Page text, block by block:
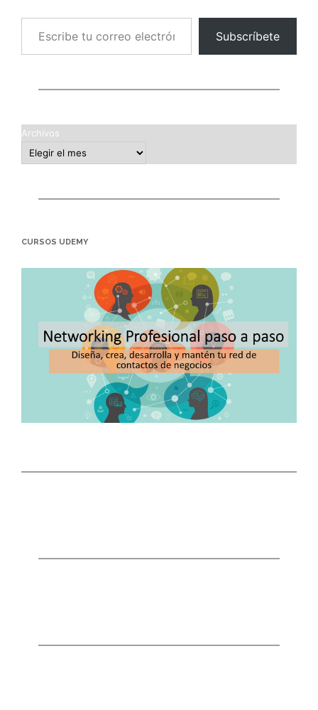
Escribe tu correo electrónico…
Subscríbete
Archivos
CURSOS UDEMY